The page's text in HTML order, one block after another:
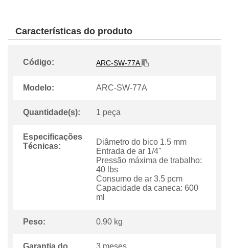
Características do produto
Código: ARC-SW-77A
Modelo: ARC-SW-77A
Quantidade(s): 1 peça
Especificações
Técnicas:
Diâmetro do bico 1.5 mm
Entrada de ar 1/4"
Pressão máxima de trabalho:
40 lbs
Consumo de ar 3.5 pcm
Capacidade da caneca: 600
ml
Peso: 0.90 kg
Garantia do
3 meses